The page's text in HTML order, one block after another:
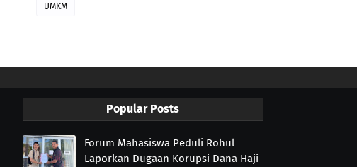
UMKM
Popular Posts
Forum Mahasiswa Peduli Rohul
Laporkan Dugaan Korupsi Dana Haji